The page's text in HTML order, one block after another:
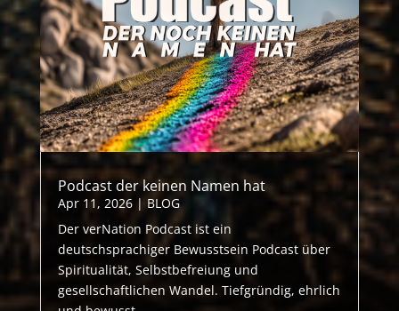
Podcast der keinen Namen hat
Apr 11, 2026| BLOG
Der verNation Podcast ist ein
deutschsprachiger Bewusstsein Podcast über
Spiritualität, Selbstbefreiung und
gesellschaftlichen Wandel. Tiefgründig, ehrlich